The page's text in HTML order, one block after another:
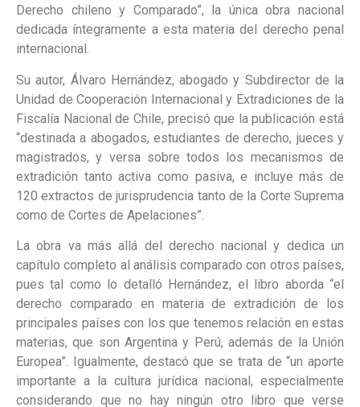
Derecho chileno y Comparado”, la única obra nacional
dedicada íntegramente a esta materia del derecho penal
internacional.
Su autor, Álvaro Hernández, abogado y Subdirector de la
Unidad de Cooperación Internacional y Extradiciones de la
Fiscalía Nacional de Chile, precisó que la publicación está
“destinada a abogados, estudiantes de derecho, jueces y
magistrados, y versa sobre todos los mecanismos de
extradición tanto activa como pasiva, e incluye más de
120 extractos de jurisprudencia tanto de la Corte Suprema
como de Cortes de Apelaciones”.
La obra va más allá del derecho nacional y dedica un
capítulo completo al análisis comparado con otros países,
pues tal como lo detalló Hernández, el libro aborda “el
derecho comparado en materia de extradición de los
principales países con los que tenemos relación en estas
materias, que son Argentina y Perú, además de la Unión
Europea”. Igualmente, destacó que se trata de “un aporte
importante a la cultura jurídica nacional, especialmente
considerando que no hay ningún otro libro que verse